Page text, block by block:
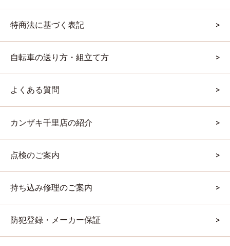
特商法に基づく表記
自転車の送り方・組立て方
よくある質問
カンザキ千里店の紹介
点検のご案内
持ち込み修理のご案内
防犯登録・メーカー保証